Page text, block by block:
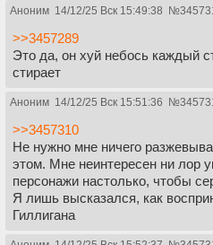
Аноним 14/12/25 Вск 15:49:38 №
>>3457289
Это да, он хуй небось каждый
стирает
Аноним 14/12/25 Вск 15:51:36 №
>>3457310
Не нужно мне ничего
этом. Мне неинтересен ни лор
персонажи настолько, чтобы
Я лишь высказался, как
Гиллигана